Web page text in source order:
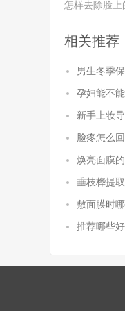
怎样去除脸上
相关推荐
男生冬季
孕妇能不
新手上妆
脸疼怎么
焕亮面膜
垂枝桦提
敷面膜时
推荐哪些